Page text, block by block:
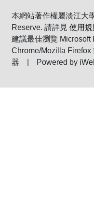
本網站著作權屬淡江大
Reserve. 請詳見 使用規
建議最佳瀏覽 Microsoft
Chrome/Mozilla Firefox
器 | Powered by